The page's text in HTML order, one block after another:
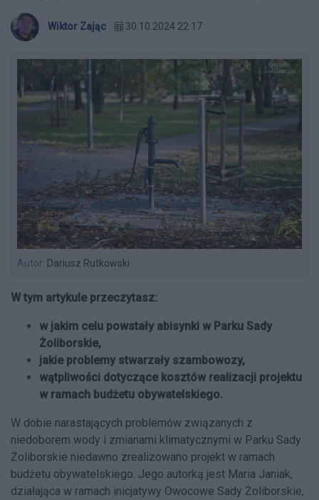
Wiktor Zając 30.10.2024 22:17
Autor: Dariusz Rutkowski
W tym artykule przeczytasz:
w jakim celu powstały abisynki w Parku Sady
Żoliborskie,
jakie problemy stwarzały szambowozy,
wątpliwości dotyczące kosztów realizacji projektu
w ramach budżetu obywatelskiego.
W dobie narastających problemów związanych z
niedoborem wody i zmianami klimatycznymi w Parku Sady
Żoliborskie niedawno zrealizowano projekt w ramach
budżetu obywatelskiego. Jego autorką jest Maria Janiak,
działająca w ramach inicjatywy Owocowe Sady Żoliborskie,